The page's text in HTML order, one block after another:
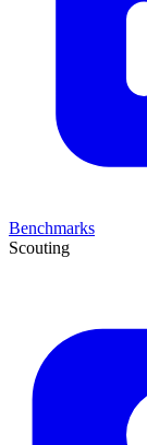
Benchmarks
Scouting